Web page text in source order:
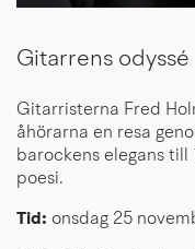
Gitarrens odyssé
Gitarristerna Fred
åhörarna en resa
barockens elegans
poesi.
Tid: onsdag 25